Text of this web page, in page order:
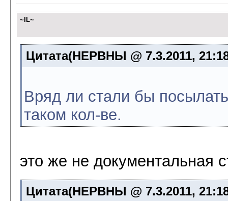
~IL~
Цитата(НЕРВНЫ @ 7.3.2011,
Вряд ли стали бы
таком кол-ве.
это же не документальная
Цитата(НЕРВНЫ @ 7.3.2011,